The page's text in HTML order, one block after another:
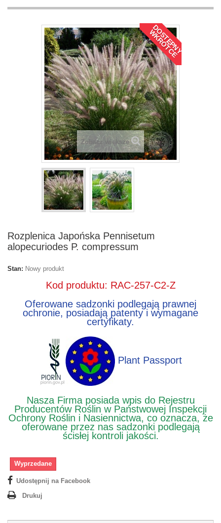
D
O
S
T
Ę
P
N
Y
W
K
R
Ó
T
C
E
Zobacz większe
Rozplenica Japońska Pennisetum
alopecuriodes P. compressum
Stan: Nowy produkt
Kod produktu: RAC-257-C2-Z
Oferowane sadzonki podlegają prawnej
ochronie, posiadają patenty i wymagane
certyfikaty.
Plant Passport
Nasza Firma posiada wpis do Rejestru
Producentów Roślin w Państwowej Inspekcji
Ochrony Roślin i Nasiennictwa, co oznacza, że
oferowane przez nas sadzonki podlegają
ścisłej kontroli jakości.
Wyprzedane
Udostępnij na Facebook
Drukuj